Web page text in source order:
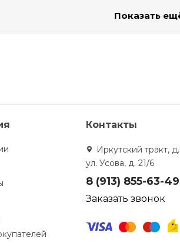
Показать
Контакты
Иркутский тракт, д.
ул. Усова, д. 21/6
8 (913) 855-63-49
Заказать звонок